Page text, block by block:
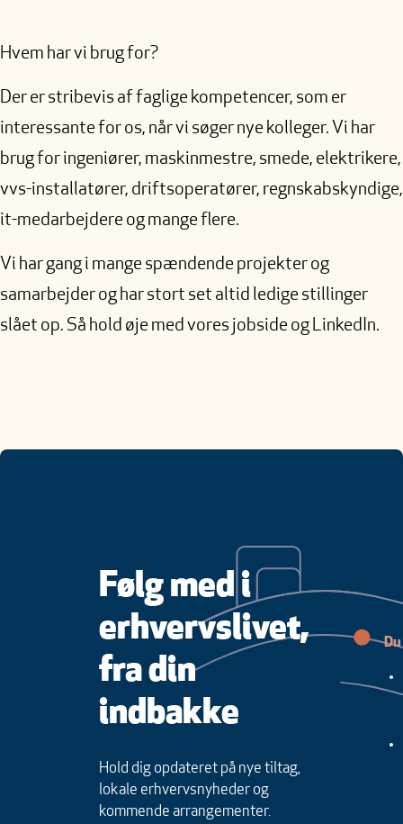
Hvem har vi brug for?
Der er stribevis af faglige kompetencer, som er
interessante for os, når vi søger nye kolleger. Vi har
brug for ingeniører, maskinmestre, smede, elektrikere,
vvs-installatører, driftsoperatører, regnskabskyndige,
it-medarbejdere og mange flere.
Vi har gang i mange spændende projekter og
samarbejder og har stort set altid ledige stillinger
slået op. Så hold øje med vores jobside og LinkedIn.
Følg med i
erhvervslivet,
fra din
indbakke
Hold dig opdateret på nye tiltag,
lokale erhvervsnyheder og
kommende arrangementer.